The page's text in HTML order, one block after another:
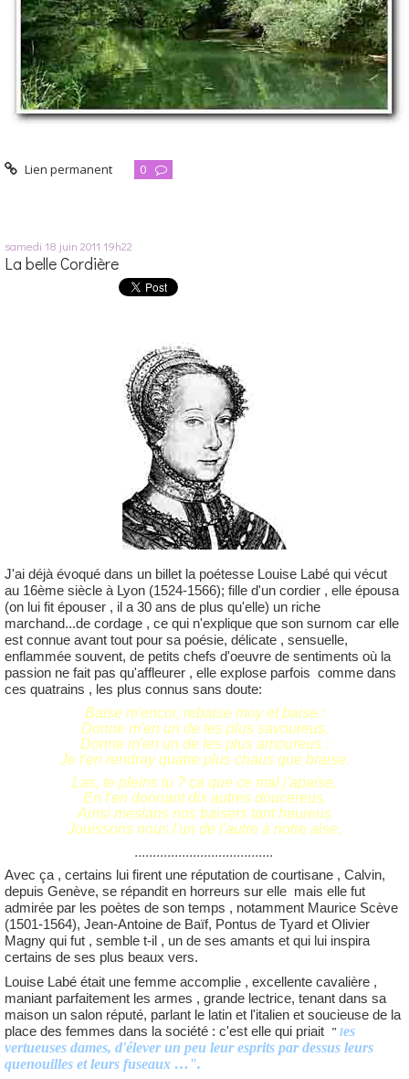
Lien permanent 0
samedi 18 juin 2011 19h22
La belle Cordière
J'ai déjà évoqué dans un billet la poétesse Louise Labé qui vécut
au 16ème siècle à Lyon (1524-1566); fille d'un cordier , elle épousa
(on lui fit épouser , il a 30 ans de plus qu'elle) un riche
marchand...de cordage , ce qui n'explique que son surnom car elle
est connue avant tout pour sa poésie, délicate , sensuelle,
enflammée souvent, de petits chefs d'oeuvre de sentiments où la
passion ne fait pas qu'affleurer , elle explose parfois comme dans
ces quatrains , les plus connus sans doute:
Baise m'encor, rebaise moy et baise :
Donne m'en un de tes plus savoureus,
Donne m'en un de tes plus amoureus :
Je t'en rendray quatre plus chaus que braise.
Las, te pleins tu ? ça que ce mal j'apaise,
En t'en donnant dix autres doucereus.
Ainsi meslans nos baisers tant heureus
Jouissons nous l'un de I'autre à notre aise.
......................................
Avec ça , certains lui firent une réputation de courtisane , Calvin,
depuis Genève, se répandit en horreurs sur elle mais elle fut
admirée par les poètes de son temps , notamment Maurice Scève
(1501-1564), Jean-Antoine de Baïf, Pontus de Tyard et Olivier
Magny qui fut , semble t-il , un de ses amants et qui lui inspira
certains de ses plus beaux vers.
Louise Labé était une femme accomplie , excellente cavalière ,
maniant parfaitement les armes , grande lectrice, tenant dans sa
maison un salon réputé, parlant le latin et l'italien et soucieuse de la
place des femmes dans la société : c'est elle qui priait " les
vertueuses dames, d'élever un peu leur esprits par dessus leurs
quenouilles et leurs fuseaux …".